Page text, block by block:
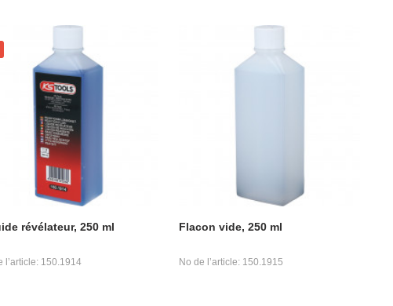
révélateur, 250 ml
l’article: 150.1914
Flacon vide, 250 ml
No de l’article: 150.1915